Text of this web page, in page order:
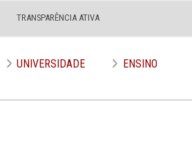
TRANSPARÊNCIA ATIVA
UNIVERSIDADE ENSINO
Edição nº 643